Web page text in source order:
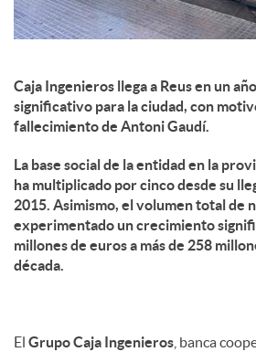
Caja Ingenieros llega a Reus en un
significativo para la ciudad, con
fallecimiento de Antoni Gaudí.
La base social de la entidad en la
ha multiplicado por cinco desde su
2015. Asimismo, el volumen total de
experimentado un crecimiento
millones de euros a más de 258
década.
El Grupo Caja Ingenieros , banca